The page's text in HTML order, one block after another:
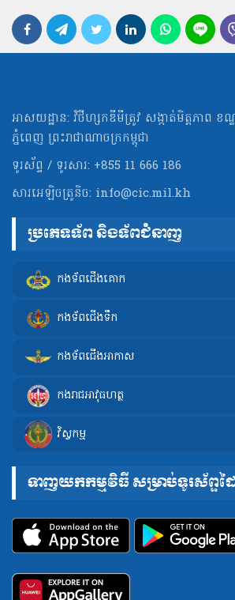
អាសយដ្ឋាន: វិថីហ្សកឌីមីត្រូវ សង្កាត់មិត្ដភាព ខណ្
ភ្នំពេញ ព្រះរាជាណាចក្រកម្ពុជា
ទូរស័ព្ទ / ទូរសារ: +855 11 666 186
សារអេឡិចត្រូនិច: info@cic.mil.kh
ប្រភេទទ័ព និងទ័ពជំនាញ
កងទ័ពជើងគោក
កងទ័ពជើងទឹក
កងទ័ពជើងអាកាស
កងរាជអាវុធហត្ថ
វិស្វកម្ម
ទាញយកកម្មវិធី សម្រាប់ទូរស័ព្ទដៃ